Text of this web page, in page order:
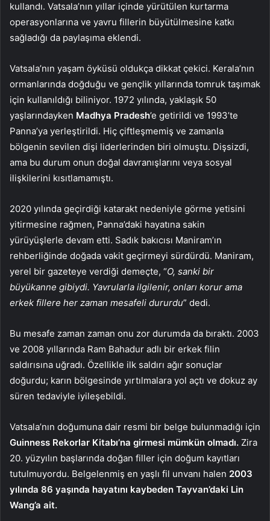
kullandı. Vatsala’nın yıllar içinde yürütülen kurtarma
operasyonlarına ve yavru fillerin büyütülmesine katkı
sağladığı da paylaşıma eklendi.
Vatsala’nın yaşam öyküsü oldukça dikkat çekici. Kerala’nın
ormanlarında doğduğu ve gençlik yıllarında tomruk taşımak
için kullanıldığı biliniyor. 1972 yılında, yaklaşık 50
yaşlarındayken Madhya Pradesh’e getirildi ve 1993’te
Panna’ya yerleştirildi. Hiç çiftleşmemiş ve zamanla
bölgenin sevilen dişi liderlerinden biri olmuştu. Dişsizdi,
ama bu durum onun doğal davranışlarını veya sosyal
ilişkilerini kısıtlamamıştı.
2020 yılında geçirdiği katarakt nedeniyle görme yetisini
yitirmesine rağmen, Panna’daki hayatına sakin
yürüyüşlerle devam etti. Sadık bakıcısı Maniram’ın
rehberliğinde doğada vakit geçirmeyi sürdürdü. Maniram,
yerel bir gazeteye verdiği demeçte, “O, sanki bir
büyükanne gibiydi. Yavrularla ilgilenir, onları korur ama
erkek fillere her zaman mesafeli dururdu” dedi.
Bu mesafe zaman zaman onu zor durumda da bıraktı. 2003
ve 2008 yıllarında Ram Bahadur adlı bir erkek filin
saldırısına uğradı. Özellikle ilk saldırı ağır sonuçlar
doğurdu; karın bölgesinde yırtılmalara yol açtı ve dokuz ay
süren tedaviyle iyileşebildi.
Vatsala’nın doğumuna dair resmi bir belge bulunmadığı için
Guinness Rekorlar Kitabı’na girmesi mümkün olmadı. Zira
20. yüzyılın başlarında doğan filler için doğum kayıtları
tutulmuyordu. Belgelenmiş en yaşlı fil unvanı halen 2003
yılında 86 yaşında hayatını kaybeden Tayvan’daki Lin
Wang’a ait.